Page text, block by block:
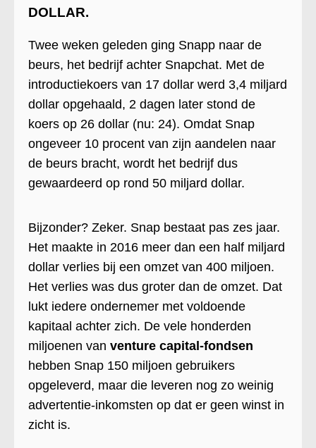
DOLLAR.
Twee weken geleden ging Snapp naar de
beurs, het bedrijf achter Snapchat. Met de
introductiekoers van 17 dollar werd 3,4 miljard
dollar opgehaald, 2 dagen later stond de
koers op 26 dollar (nu: 24). Omdat Snap
ongeveer 10 procent van zijn aandelen naar
de beurs bracht, wordt het bedrijf dus
gewaardeerd op rond 50 miljard dollar.
Bijzonder? Zeker. Snap bestaat pas zes jaar.
Het maakte in 2016 meer dan een half miljard
dollar verlies bij een omzet van 400 miljoen.
Het verlies was dus groter dan de omzet. Dat
lukt iedere ondernemer met voldoende
kapitaal achter zich. De vele honderden
miljoenen van venture capital-fondsen
hebben Snap 150 miljoen gebruikers
opgeleverd, maar die leveren nog zo weinig
advertentie-inkomsten op dat er geen winst in
zicht is.